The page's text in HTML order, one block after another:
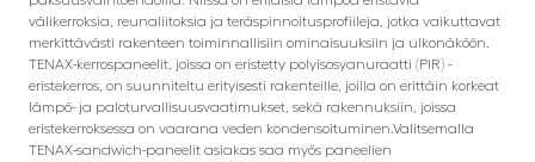
välikerroksia, reunaliitoksia ja teräspinnoitusprofiileja, jotka vaikuttavat
merkittävästi rakenteen toiminnallisiin ominaisuuksiin ja ulkonäköön.
TENAX-kerrospaneelit, joissa on eristetty polyisosyanuraatti (PIR) -
eristekerros, on suunniteltu erityisesti rakenteille, joilla on erittäin korkeat
lämpö- ja paloturvallisuusvaatimukset, sekä rakennuksiin, joissa
eristekerroksessa on vaarana veden kondensoituminen.Valitsemalla
TENAX-sandwich-paneelit asiakas saa myös paneelien